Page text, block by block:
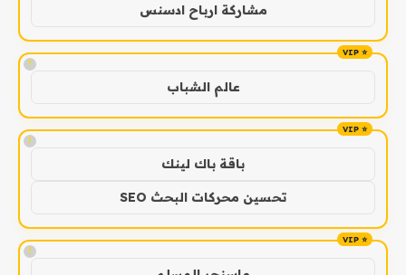
مشاركة ارباح ادسنس
!
عالم الشباب
!
باقة باك لينك
تحسين محركات البحث SEO
!